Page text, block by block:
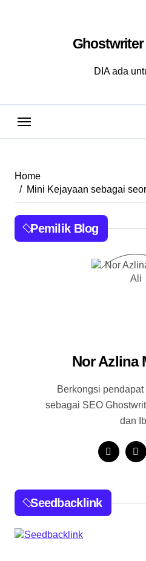
DIA ada
Home
Mini Kejayaan sebagai
Pemilik Blog
Nor Azlina
Berkongsi
sebagai SEO
dan
Seedbacklink